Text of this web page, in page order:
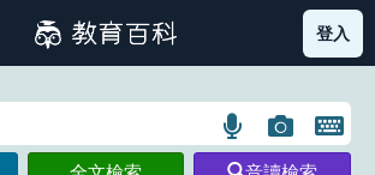
筆畫索引圖示 部首索引表圖示
登入
語
言
圖
片
開